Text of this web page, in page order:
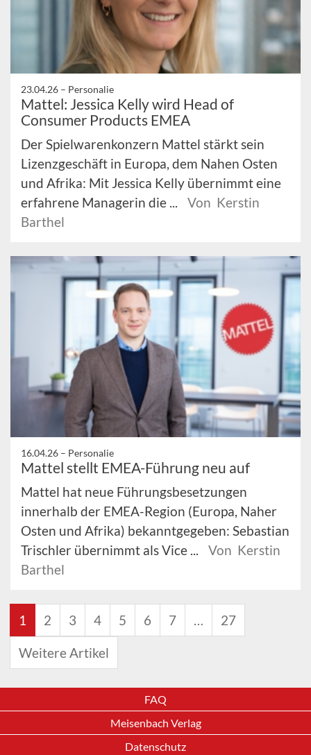
23.04.26 – Personalie
Mattel: Jessica Kelly wird Head of
Consumer Products EMEA
Der Spielwarenkonzern Mattel stärkt sein
Lizenzgeschäft in Europa, dem Nahen Osten
und Afrika: Mit Jessica Kelly übernimmt eine
erfahrene Managerin die ...
Von Kerstin
Barthel
16.04.26 – Personalie
Mattel stellt EMEA-Führung neu auf
Mattel hat neue Führungsbesetzungen
innerhalb der EMEA-Region (Europa, Naher
Osten und Afrika) bekanntgegeben: Sebastian
Trischler übernimmt als Vice ...
Von Kerstin
Barthel
1 2 3 4 5 6 7 … 27
Weitere Artikel
FAQ
Meisenbach Verlag
Datenschutz